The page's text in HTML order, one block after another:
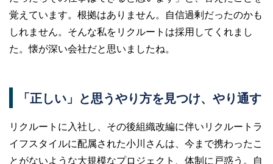
覚えています。根拠はありません。自信過剰だったのかも
しれません。そんな私をリクルートは採用してくれまし
た。懐が深い会社だと思いましたね。
「正しい」と思うやり方を見つけ、やり通す
リクルートに入社し、その後組織改編に伴いリクルートラ
イフスタイルに配属された小川さんは、今まで携わったこ
とがないような大規模なプロジェクト、体制に戸惑う。自